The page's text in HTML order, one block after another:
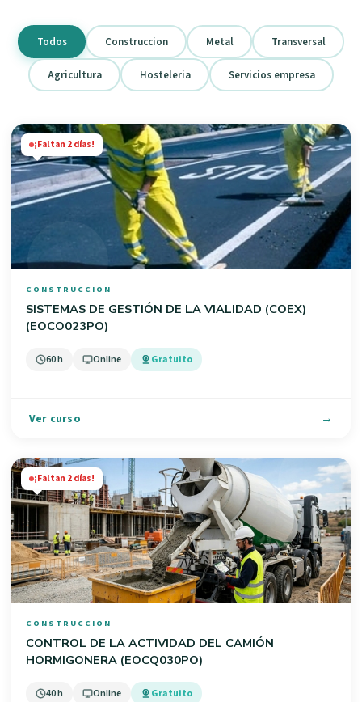
Todos Construccion Metal Transversal
Agricultura Hosteleria Servicios empresa
¡Faltan 2 días!
CONSTRUCCION
SISTEMAS DE GESTIÓN DE LA VIALIDAD (COEX)
(EOCO023PO)
60 h Online Gratuito
Ver curso
¡Faltan 2 días!
CONSTRUCCION
CONTROL DE LA ACTIVIDAD DEL CAMIÓN
HORMIGONERA (EOCQ030PO)
40 h Online Gratuito